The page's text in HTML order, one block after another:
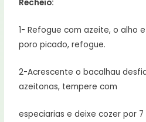
Recheio:
1- Refogue com azeite, o alho
poro picado, refogue.
2-Acrescente o bacalhau
azeitonas, tempere com
especiarias e deixe cozer por 7